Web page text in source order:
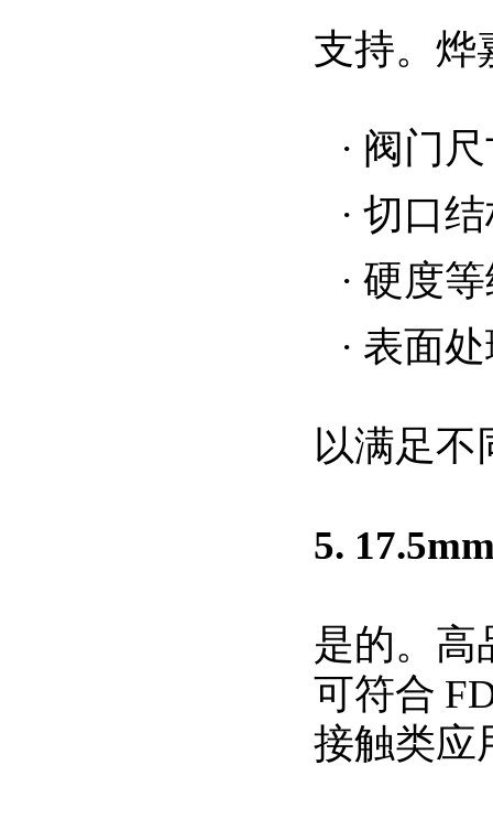
支持。烨
· 阀门
· 切口
· 硬度
· 表面
以满足不
5.
是的。高
可符合
接触类应